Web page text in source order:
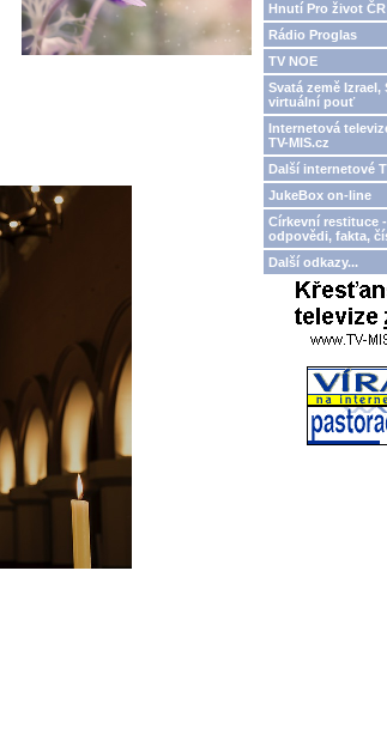
Hnutí Pro život ČR
Rádio Proglas
TV NOE
Svatá země Izrael,
virtuální pouť
Internetová
TV-MIS.cz
Další internetové
JukeBox on-line
Církevní restituce
odpovědi, fakta,
Další odkazy...